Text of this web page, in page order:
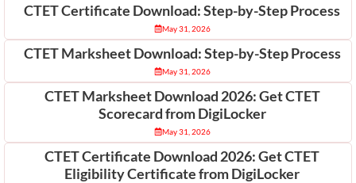
CTET Certificate Download: Step-by-Step Process
May 31, 2026
CTET Marksheet Download: Step-by-Step Process
May 31, 2026
CTET Marksheet Download 2026: Get CTET
Scorecard from DigiLocker
May 31, 2026
CTET Certificate Download 2026: Get CTET
Eligibility Certificate from DigiLocker